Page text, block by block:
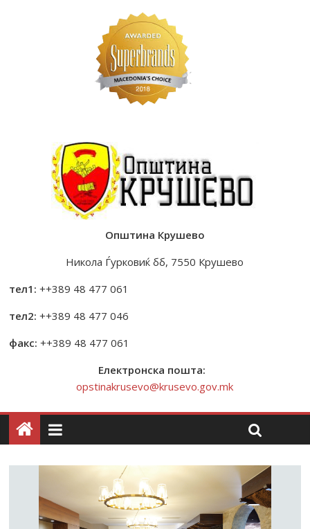
Општина Крушево
Никола Ѓурковиќ бб, 7550 Крушево
тел1: ++389 48 477 061
тел2: ++389 48 477 046
факс: ++389 48 477 061
Електронска пошта:
opstinakrusevo@krusevo.gov.mk